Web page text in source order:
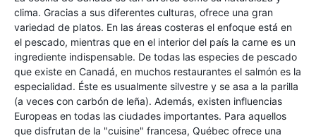
clima. Gracias a sus diferentes culturas, ofrece una gran
variedad de platos. En las áreas costeras el enfoque está en
el pescado, mientras que en el interior del país la carne es un
ingrediente indispensable. De todas las especies de pescado
que existe en Canadá, en muchos restaurantes el salmón es la
especialidad. Éste es usualmente silvestre y se asa a la parilla
(a veces con carbón de leña). Además, existen influencias
Europeas en todas las ciudades importantes. Para aquellos
que disfrutan de la "cuisine" francesa, Québec ofrece una